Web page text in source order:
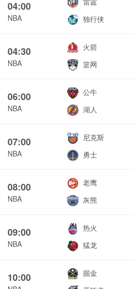
04:00
NBA
独行侠
04:30
NBA
火箭
篮网
06:00
NBA
公牛
湖人
07:00
NBA
尼克斯
勇士
08:00
NBA
老鹰
灰熊
09:00
NBA
热火
猛龙
10:00
掘金